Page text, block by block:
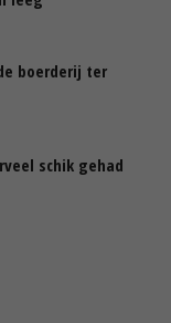
boerderij ter
schik gehad